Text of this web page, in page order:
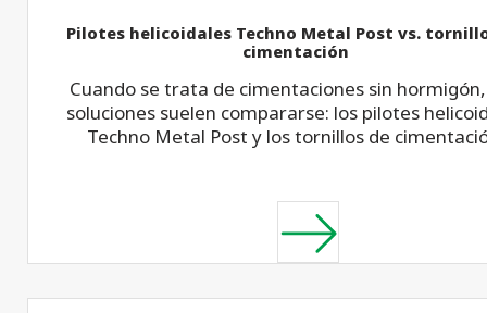
Pilotes helicoidales Techno Metal Post vs.
cimentación
Cuando se trata de cimentaciones sin
soluciones suelen compararse: los pilotes
Techno Metal Post y los tornillos de